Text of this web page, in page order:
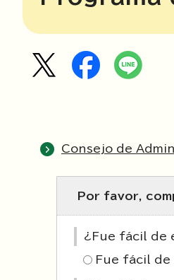
Consejo de
Por favor,
¿Fue fácil de
Fue fácil